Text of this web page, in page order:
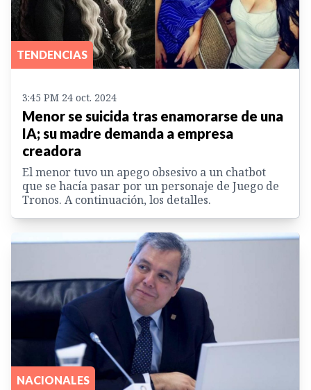
TENDENCIAS
3:45 PM 24 oct. 2024
Menor se suicida tras enamorarse de una
IA; su madre demanda a empresa
creadora
El menor tuvo un apego obsesivo a un chatbot
que se hacía pasar por un personaje de Juego de
Tronos. A continuación, los detalles.
NACIONALES